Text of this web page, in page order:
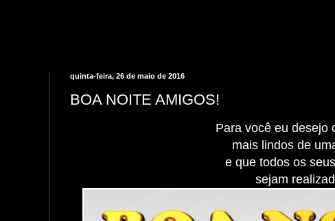
quinta-feira, 26 de maio de 2016
BOA NOITE AMIGOS!
Para você eu desejo
mais lindos de
e que todos os
sejam